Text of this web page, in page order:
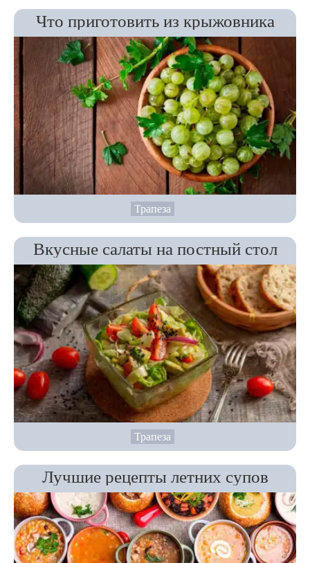
Что приготовить из крыжовника
Трапеза
Вкусные салаты на постный стол
Трапеза
Лучшие рецепты летних супов